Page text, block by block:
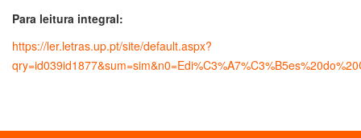
Para leitura integral:
https://ler.letras.up.pt/site/default.aspx?